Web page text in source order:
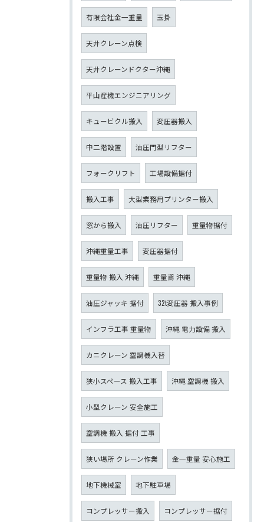
有限会社金一重量 玉掛
天井クレーン点検
天井クレーンドクター沖縄
平山産機エンジニアリング
キュービクル搬入 変圧器搬入
中二階設置 油圧門型リフター
フォークリフト 工場設備据付
搬入工事 大型業務用プリンター搬入
窓から搬入 油圧リフター 重量物据付
沖縄重量工事 変圧器据付
重量物 搬入 沖縄 重量鳶 沖縄
油圧ジャッキ 据付 32t変圧器 搬入事例
インフラ工事 重量物 沖縄 電力設備 搬入
カニクレーン 空調機入替
狭小スペース 搬入工事 沖縄 空調機 搬入
小型クレーン 安全施工
空調機 搬入 据付 工事
狭い場所 クレーン作業 金一重量 安心施工
地下機械室 地下駐車場
コンプレッサー搬入 コンプレッサー据付